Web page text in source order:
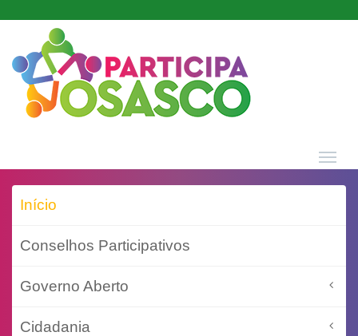
MENU
Início
Conselhos Participativos
Governo Aberto
Cidadania